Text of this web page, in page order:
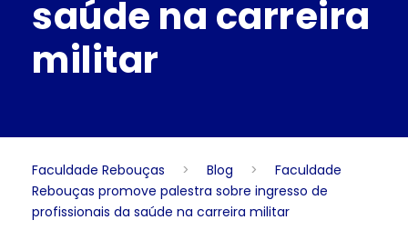
saúde na carreira
militar
Faculdade Rebouças > Blog >
Faculdade
Rebouças promove palestra sobre ingresso de
profissionais da saúde na carreira militar